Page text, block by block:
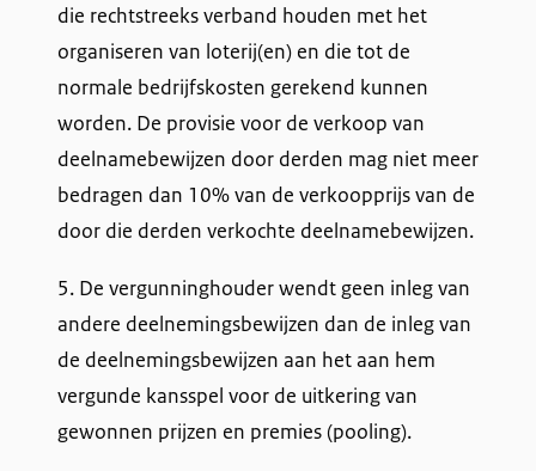
die rechtstreeks verband houden met het
organiseren van loterij(en) en die tot de
normale bedrijfskosten gerekend kunnen
worden. De provisie voor de verkoop van
deelnamebewijzen door derden mag niet meer
bedragen dan 10% van de verkoopprijs van de
door die derden verkochte deelnamebewijzen.
5. De vergunninghouder wendt geen inleg van
andere deelnemingsbewijzen dan de inleg van
de deelnemingsbewijzen aan het aan hem
vergunde kansspel voor de uitkering van
gewonnen prijzen en premies (pooling).